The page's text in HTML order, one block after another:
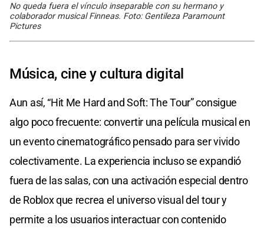
No queda fuera el vínculo inseparable con su hermano y
colaborador musical Finneas. Foto: Gentileza Paramount
Pictures
Música, cine y cultura digital
Aun así, “Hit Me Hard and Soft: The Tour” consigue
algo poco frecuente: convertir una película musical en
un evento cinematográfico pensado para ser vivido
colectivamente. La experiencia incluso se expandió
fuera de las salas, con una activación especial dentro
de Roblox que recrea el universo visual del tour y
permite a los usuarios interactuar con contenido